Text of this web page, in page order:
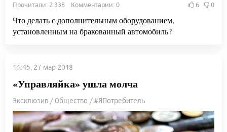
Прочитали: 2 338 Комментарии: 0 6 0
Что делать с дополнительным оборудованием,
установленным на бракованный автомобиль?
14:45, 27 мар 2018
«Управляйка» ушла молча
Эксклюзив / Общество / #ЯПотребитель